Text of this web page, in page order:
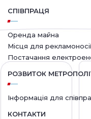
СПІВПРАЦЯ
Оренда майна
Місця для
Постачання
РОЗВИТОК
Інформація для
КОНТАКТИ